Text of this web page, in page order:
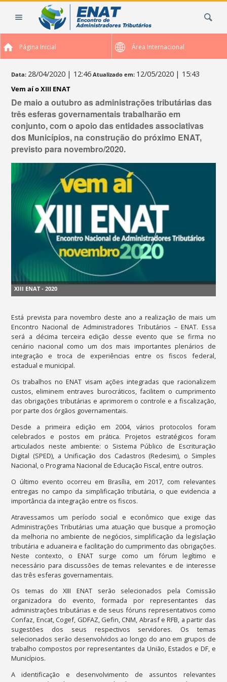
Página Inicial Área Internacional
Data: 28/04/2020 | 12:46 Atualizado em: 12/05/2020 | 15:43
Vem aí o XIII ENAT
De maio a outubro as administrações tributárias das
três esferas governamentais trabalharão em
conjunto, com o apoio das entidades associativas
dos Municípios, na construção do próximo ENAT,
previsto para novembro/2020.
XIII ENAT - 2020
Está prevista para novembro deste ano a realização de mais um
Encontro Nacional de Administradores Tributários – ENAT. Essa
será a décima terceira edição desse evento que se firma no
cenário nacional como um dos mais importantes plenários de
integração e troca de experiências entre os fiscos federal,
estadual e municipal.
Os trabalhos no ENAT visam ações integradas que racionalizem
custos, eliminem entraves burocráticos, facilitem o cumprimento
das obrigações tributárias e aprimorem o controle e a fiscalização,
por parte dos órgãos governamentais.
Desde a primeira edição em 2004, vários protocolos foram
celebrados e postos em prática. Projetos estratégicos foram
articulados neste ambiente: o Sistema Público de Escrituração
Digital (SPED), a Unificação dos Cadastros (Redesim), o Simples
Nacional, o Programa Nacional de Educação Fiscal, entre outros.
O último evento ocorreu em Brasília, em 2017, com relevantes
entregas no campo da simplificação tributária, o que evidencia a
importância da integração entre os fiscos.
Atravessamos um período social e econômico que exige das
Administrações Tributárias uma atuação que busque a promoção
da melhoria no ambiente de negócios, simplificação da legislação
tributária e aduaneira e facilitação do cumprimento das obrigações.
Neste contexto, o ENAT surge como um fórum legítimo e
necessário para discussões de temas relevantes e de interesse
das três esferas governamentais.
Os temas do XIII ENAT serão selecionados pela Comissão
organizadora do evento, formada por representantes das
administrações tributárias e de seus fóruns representativos como
Confaz, Encat, Cogef, GDFAZ, Gefin, CNM, Abrasf e RFB, a partir das
sugestões dos seus respectivos servidores. Os temas
selecionados serão desenvolvidos ao longo do ano em grupos de
trabalho compostos por representantes da União, Estados e DF, e
Municípios.
A identificação e desenvolvimento de assuntos relevantes